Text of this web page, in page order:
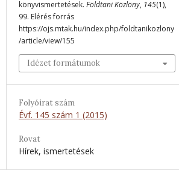
könyvismertetések. Földtani Közlöny, 145(1),
99. Elérés forrás
https://ojs.mtak.hu/index.php/foldtanikozlony
/article/view/155
Idézet formátumok
Folyóirat szám
Évf. 145 szám 1 (2015)
Rovat
Hírek, ismertetések